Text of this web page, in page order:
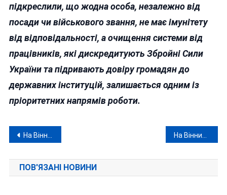
підкреслили, що жодна особа, незалежно від
посади чи військового звання, не має імунітету
від відповідальності, а очищення системи від
працівників, які дискредитують Збройні Сили
України та підривають довіру громадян до
державних інституцій, залишається одним із
пріоритетних напрямів роботи.
Навігація
записів
На Вінниччині через спалах африканської чуми свиней запровадили карантинні обмеження На Вінниччині уродженець росії отримав 12 років за спробу вбити колишню співмешканку та чотирьох пасажирів
ПОВ'ЯЗАНІ НОВИНИ